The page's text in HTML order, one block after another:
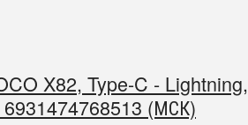
X82, Type-C - Lightning,
(МСК)